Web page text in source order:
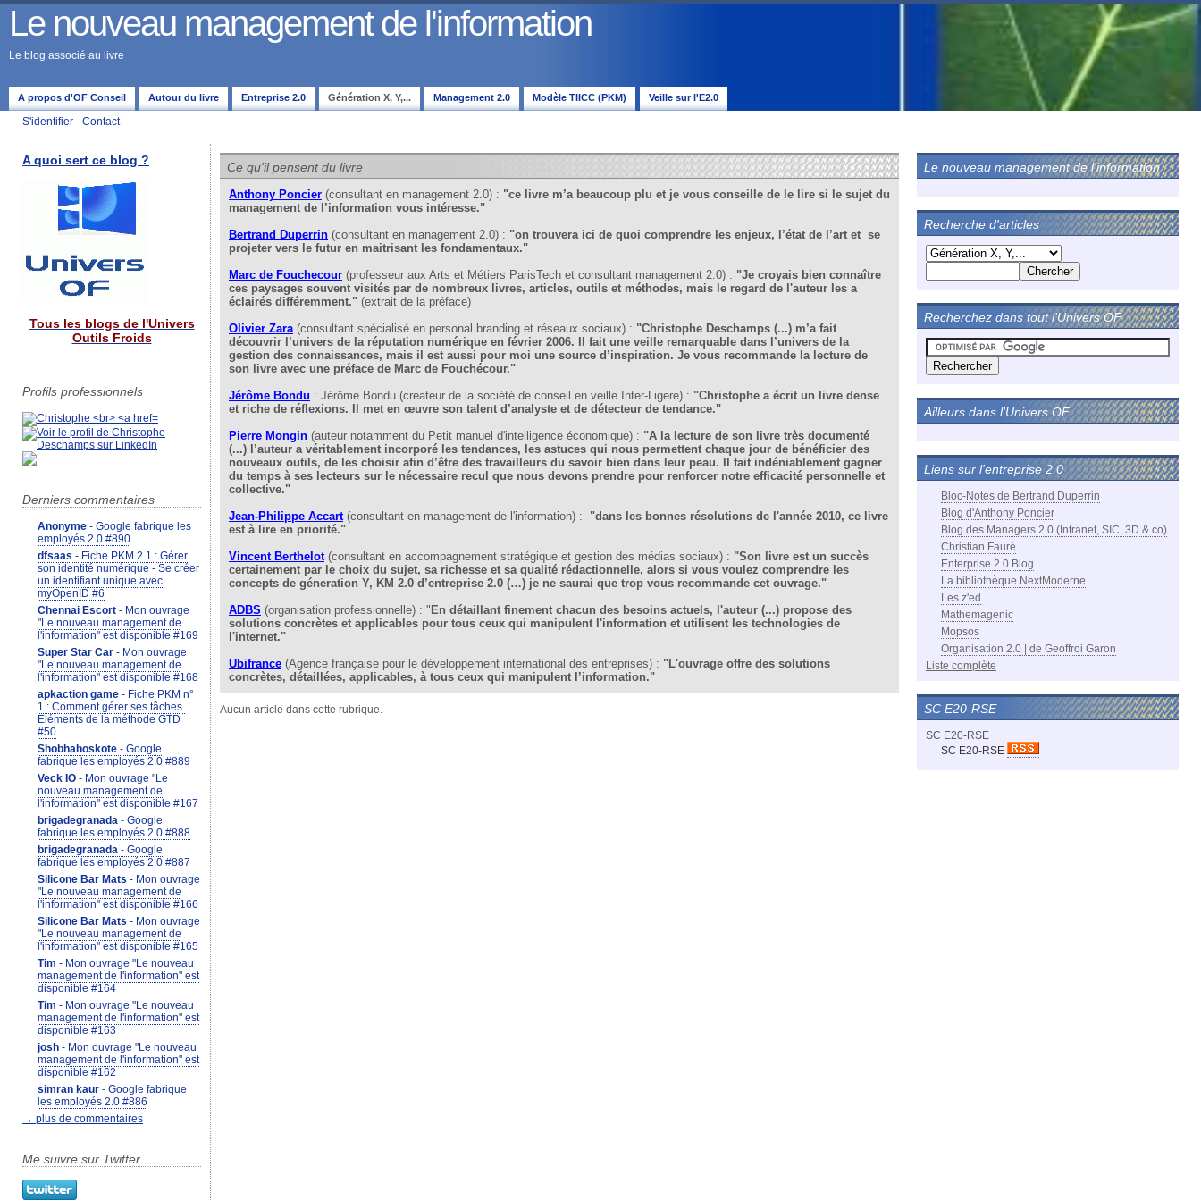
Le nouveau management de l'information
Le blog associé au livre
A propos d'OF Conseil Autour du livre Entreprise 2.0 Génération X, Y,... Management 2.0 Modèle TIICC (PKM) Veille sur l'E2.0
S'identifier - Contact
A quoi sert ce blog ?
Tous les blogs de l'Univers
Outils Froids
Profils professionnels
Derniers commentaires
Anonyme - Google fabrique les
employés 2.0 #890
dfsaas - Fiche PKM 2.1 : Gérer
son identité numérique - Se créer
un identifiant unique avec
myOpenID #6
Chennai Escort - Mon ouvrage
"Le nouveau management de
l'information" est disponible #169
Super Star Car - Mon ouvrage
"Le nouveau management de
l'information" est disponible #168
apkaction game - Fiche PKM n°
1 : Comment gérer ses tâches.
Eléments de la méthode GTD
#50
Shobhahoskote - Google
fabrique les employés 2.0 #889
Veck IO - Mon ouvrage "Le
nouveau management de
l'information" est disponible #167
brigadegranada - Google
fabrique les employés 2.0 #888
brigadegranada - Google
fabrique les employés 2.0 #887
Silicone Bar Mats - Mon ouvrage
"Le nouveau management de
l'information" est disponible #166
Silicone Bar Mats - Mon ouvrage
"Le nouveau management de
l'information" est disponible #165
Tim - Mon ouvrage "Le nouveau
management de l'information" est
disponible #164
Tim - Mon ouvrage "Le nouveau
management de l'information" est
disponible #163
josh - Mon ouvrage "Le nouveau
management de l'information" est
disponible #162
simran kaur - Google fabrique
les employés 2.0 #886
→ plus de commentaires
Me suivre sur Twitter
Ce qu'il pensent du livre
Anthony Poncier (consultant en management 2.0) : "ce livre m’a beaucoup plu et je vous conseille de le lire si le sujet du
management de l’information vous intéresse."
Bertrand Duperrin (consultant en management 2.0) : "on trouvera ici de quoi comprendre les enjeux, l’état de l’art et se
projeter vers le futur en maitrisant les fondamentaux."
Marc de Fouchecour (professeur aux Arts et Métiers ParisTech et consultant management 2.0) : "Je croyais bien connaître
ces paysages souvent visités par de nombreux livres, articles, outils et méthodes, mais le regard de l'auteur les a
éclairés différemment." (extrait de la préface)
Olivier Zara(consultant spécialisé en personal branding et réseaux sociaux) : "Christophe Deschamps (...) m’a fait
découvrir l’univers de la réputation numérique en février 2006. Il fait une veille remarquable dans l’univers de la
gestion des connaissances, mais il est aussi pour moi une source d’inspiration. Je vous recommande la lecture de
son livre avec une préface de Marc de Fouchécour."
Jérôme Bondu : Jérôme Bondu (créateur de la société de conseil en veille Inter-Ligere) : "Christophe a écrit un livre dense
et riche de réflexions. Il met en œuvre son talent d’analyste et de détecteur de tendance."
Pierre Mongin (auteur notamment du Petit manuel d'intelligence économique) : "A la lecture de son livre très documenté
(...) l’auteur a véritablement incorporé les tendances, les astuces qui nous permettent chaque jour de bénéficier des
nouveaux outils, de les choisir afin d’être des travailleurs du savoir bien dans leur peau. Il fait indéniablement gagner
du temps à ses lecteurs sur le nécessaire recul que nous devons prendre pour renforcer notre efficacité personnelle et
collective."
Jean-Philippe Accart(consultant en management de l'information) : "dans les bonnes résolutions de l'année 2010, ce livre
est à lire en priorité."
Vincent Berthelot(consultant en accompagnement stratégique et gestion des médias sociaux) : "Son livre est un succès
certainement par le choix du sujet, sa richesse et sa qualité rédactionnelle, alors si vous voulez comprendre les
concepts de géneration Y, KM 2.0 d’entreprise 2.0 (…) je ne saurai que trop vous recommande cet ouvrage."
ADBS (organisation professionnelle) : " En détaillant finement chacun des besoins actuels, l'auteur (...) propose des
solutions concrètes et applicables pour tous ceux qui manipulent l'information et utilisent les technologies de
l'internet."
Ubifrance (Agence française pour le développement international des entreprises) : "L'ouvrage offre des solutions
concrètes, détaillées, applicables, à tous ceux qui manipulent l’information."
Aucun article dans cette rubrique.
Le nouveau management de l'information
Recherche d'articles
Recherchez dans tout l'Univers OF
Ailleurs dans l'Univers OF
Liens sur l'entreprise 2.0
Bloc-Notes de Bertrand Duperrin
Blog d'Anthony Poncier
Blog des Managers 2.0 (Intranet, SIC, 3D & co)
Christian Fauré
Enterprise 2.0 Blog
La bibliothèque NextModerne
Les z'ed
Mathemagenic
Mopsos
Organisation 2.0 | de Geoffroi Garon
Liste complète
SC E20-RSE
SC E20-RSE
SC E20-RSE